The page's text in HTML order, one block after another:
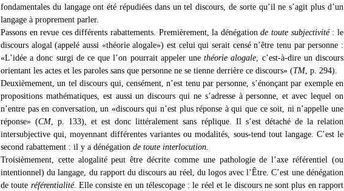
fondamentales du langage ont été répudiées dans un tel discours, de sorte qu’il ne s’agit plus d’un
langage à proprement parler.
Passons en revue ces différents rabattements. Premièrement, la dénégationde toute subjectivité: le
discours alogal (appelé aussi «théorie alogale») est celui qui serait censé n’être tenu par personne :
«L’idée a donc surgi de ce que l’on pourrait appeler unethéorie alogale , c’est-à-dire un discours
orientant les actes et les paroles sans que personne ne se tienne derrière ce discours» (TM, p. 294).
Deuxièmement, un tel discours qui, censément, n’est tenu par personne, s’énonçant par exemple en
propositions mathématiques, est aussi un discours qui ne s’adresse à personne, et avec lequel on
n’entre pas en conversation, un «discours qui n’est plus réponse à qui que ce soit, ni n’appelle une
réponse» (CM, p. 133), et est donc littéralement sans réplique. Il s’est détaché de la relation
intersubjective qui, moyennant différentes variantes ou modalités, sous-tend tout langage. C’est le
second rabattement : il y a dénégation de toute interlocution
Troisièmement, cette alogalité peut être décrite comme une pathologie de l’axe référentiel (ou
intentionnel) du langage, du rapport du discours au réel, du logos avec l’Être. C’est une dénégation
de toute référentialité. Elle consiste en un télescopage : le réel et le discours ne sont plus en rapport